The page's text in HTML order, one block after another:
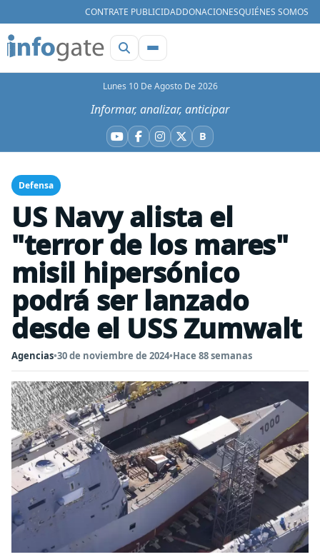
CONTRATE PUBLICIDADDONACIONESQUIÉNES SOMOS
Lunes 10 De Agosto De 2026
Informar, analizar, anticipar
YouTube
Facebook
Instagram
X BBluesky
Defensa
US Navy alista el
"terror de los mares"
misil hipersónico
podrá ser lanzado
desde el USS Zumwalt
Agencias•30 de noviembre de 2024•Hace 88 semanas